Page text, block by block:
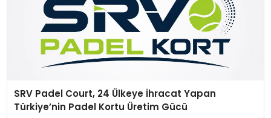
SRV Padel Court, 24 Ülkeye İhracat Yapan
Türkiye’nin Padel Kortu Üretim Gücü